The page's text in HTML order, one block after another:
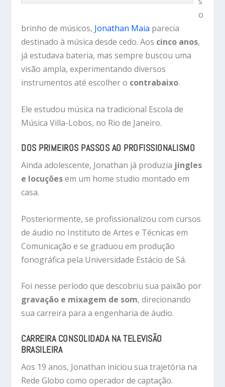
o
brinho de músicos, Jonathan Maia parecia
destinado à música desde cedo. Aos cinco anos,
já estudava bateria, mas sempre buscou uma
visão ampla, experimentando diversos
instrumentos até escolher o contrabaixo.
Ele estudou música na tradicional Escola de
Música Villa-Lobos, no Rio de Janeiro.
DOS PRIMEIROS PASSOS AO PROFISSIONALISMO
Ainda adolescente, Jonathan já produzia jingles
e locuçõesem um home studio montado em
casa.
Posteriormente, se profissionalizou com cursos
de áudio no Instituto de Artes e Técnicas em
Comunicação e se graduou em produção
fonográfica pela Universidade Estácio de Sá.
Foi nesse período que descobriu sua paixão por
gravação e mixagem de som, direcionando
sua carreira para a engenharia de áudio.
CARREIRA CONSOLIDADA NA TELEVISÃO
BRASILEIRA
Aos 19 anos, Jonathan iniciou sua trajetória na
Rede Globo como operador de captação.